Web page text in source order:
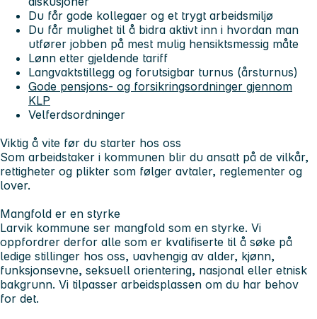
Du får gode kollegaer og et trygt arbeidsmiljø
Du får mulighet til å bidra aktivt inn i hvordan man
utfører jobben på mest mulig hensiktsmessig måte
Lønn etter gjeldende tariff
Langvaktstillegg og forutsigbar turnus (årsturnus)
Gode pensjons- og forsikringsordninger gjennom
KLP
Velferdsordninger
Viktig å vite før du starter hos oss
Som arbeidstaker i kommunen blir du ansatt på de vilkår,
rettigheter og plikter som følger avtaler, reglementer og
lover.
Mangfold er en styrke
Larvik kommune ser mangfold som en styrke. Vi
oppfordrer derfor alle som er kvalifiserte til å søke på
ledige stillinger hos oss, uavhengig av alder, kjønn,
funksjonsevne, seksuell orientering, nasjonal eller etnisk
bakgrunn. Vi tilpasser arbeidsplassen om du har behov
for det.